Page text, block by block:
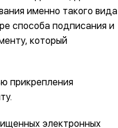
именно такого вида
способа подписания и
который
прикрепления
электронных